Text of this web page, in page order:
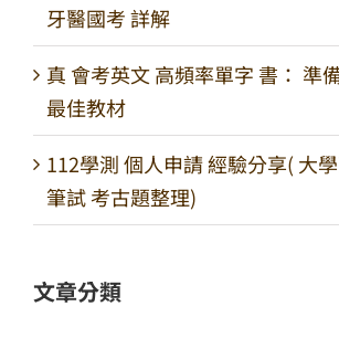
牙醫國考 詳解
真 會考英文 高頻率單字 書： 準
最佳教材
112學測 個人申請 經驗分享( 大
筆試 考古題整理)
文章分類